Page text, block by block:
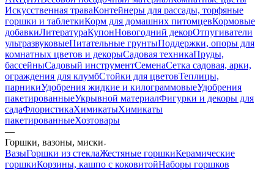
Искусственная траваКонтейнеры для рассады, торфяные
горшки и таблеткиКорм для домашних питомцевКормовые
добавкиЛитератураКупонНовогодний декорОтпугиватели
ультразвуковыеПитательные грунтыПоддержки, опоры для
комнатных цветов и декорыСадовая техникаПруды,
бассейныСадовый инструментСеменаСетка садовая, арки,
ограждения для клумбСтойки для цветовТеплицы,
парникиУдобрения жидкие и килограммовыеУдобрения
пакетированныеУкрывной материалФигурки и декоры для
садаФлористикаХимикатыХимикаты
пакетированныеХозтовары
—
Горшки, вазоны, миски
ВазыГоршки из стеклаЖестяные горшкиКерамические
горшкиКорзины, кашпо с коковитойНаборы горшков